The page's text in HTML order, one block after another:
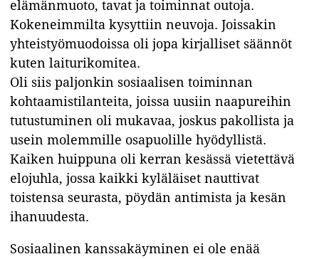
elämänmuoto, tavat ja toiminnat outoja.
Kokeneimmilta kysyttiin neuvoja. Joissakin
yhteistyömuodoissa oli jopa kirjalliset säännöt
kuten laiturikomitea.
Oli siis paljonkin sosiaalisen toiminnan
kohtaamistilanteita, joissa uusiin naapureihin
tutustuminen oli mukavaa, joskus pakollista ja
usein molemmille osapuolille hyödyllistä.
Kaiken huippuna oli kerran kesässä vietettävä
elojuhla, jossa kaikki kyläläiset nauttivat
toistensa seurasta, pöydän antimista ja kesän
ihanuudesta.
Sosiaalinen kanssakäyminen ei ole enää